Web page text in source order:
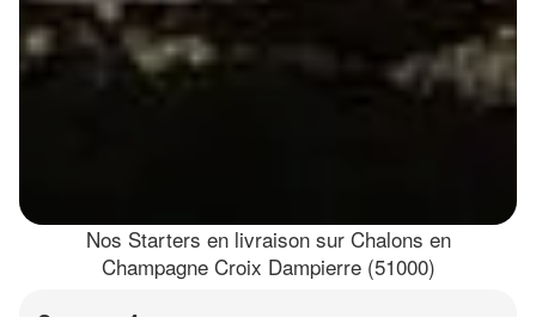
Nos Starters en livraison sur Chalons en
Champagne Croix Dampierre (51000)